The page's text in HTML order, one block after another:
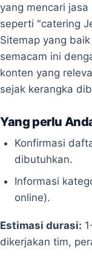
yang mencari
seperti "catering
Sitemap yang
semacam ini
konten yang
sejak kerangka
Yang perlu
Konfirmasi
dibutuhkan.
Informasi
online).
Estimasi durasi:
dikerjakan tim,